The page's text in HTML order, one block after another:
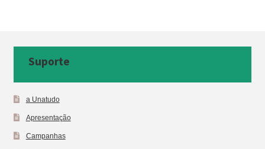
Suporte
a Unatudo
Apresentação
Campanhas